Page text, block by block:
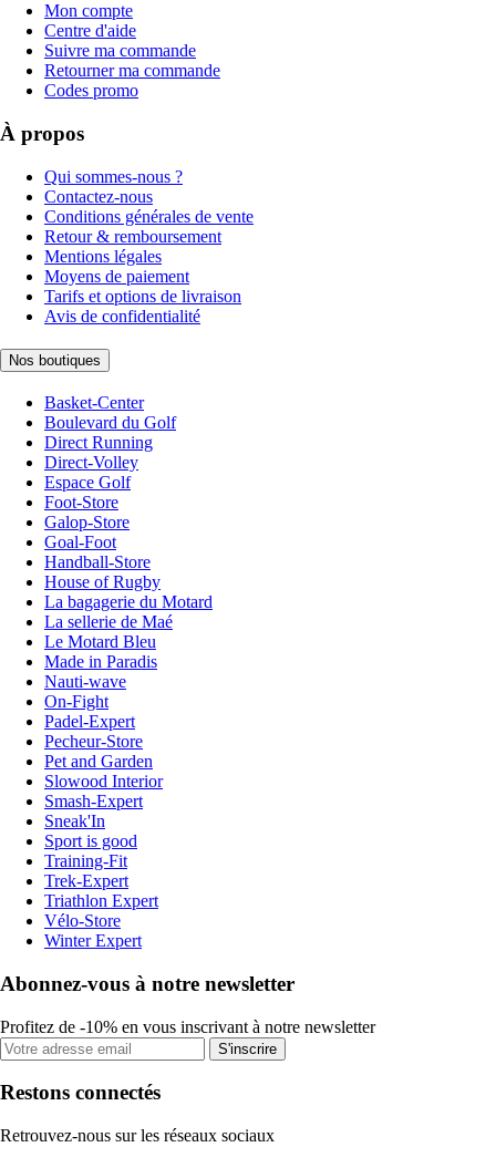
Mon compte
Centre d'aide
Suivre ma commande
Retourner ma commande
Codes promo
À propos
Qui sommes-nous ?
Contactez-nous
Conditions générales de vente
Retour & remboursement
Mentions légales
Moyens de paiement
Tarifs et options de livraison
Avis de confidentialité
Nos boutiques
Basket-Center
Boulevard du Golf
Direct Running
Direct-Volley
Espace Golf
Foot-Store
Galop-Store
Goal-Foot
Handball-Store
House of Rugby
La bagagerie du Motard
La sellerie de Maé
Le Motard Bleu
Made in Paradis
Nauti-wave
On-Fight
Padel-Expert
Pecheur-Store
Pet and Garden
Slowood Interior
Smash-Expert
Sneak'In
Sport is good
Training-Fit
Trek-Expert
Triathlon Expert
Vélo-Store
Winter Expert
Abonnez-vous à notre newsletter
Profitez de -10% en vous inscrivant à notre newsletter
S'inscrire
Restons connectés
Retrouvez-nous sur les réseaux sociaux